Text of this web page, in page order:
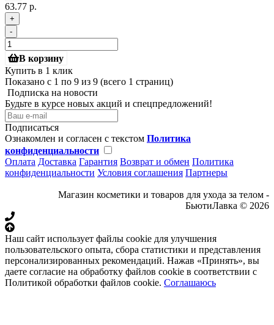
63.77 р.
+
-
В корзину
Купить в 1 клик
Показано с 1 по 9 из 9 (всего 1 страниц)
Подписка на новости
Будьте в курсе новых акций и спецпредложений!
Подписаться
Ознакомлен и согласен с текстом Политика
конфиденциальности
Оплата Доставка Гарантия Возврат и обмен Политика
конфиденциальности Условия соглашения Партнеры
Магазин косметики и товаров для ухода за телом -
БьютиЛавка © 2026
Наш сайт использует файлы cookie для улучшения
пользовательского опыта, сбора статистики и представления
персонализированных рекомендаций. Нажав «Принять», вы
даете согласие на обработку файлов cookie в соответствии с
Политикой обработки файлов cookie. Соглашаюсь